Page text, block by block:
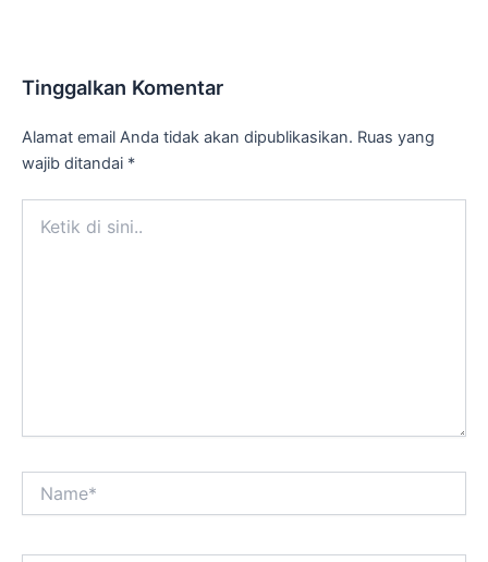
Tinggalkan Komentar
Alamat email Anda tidak akan dipublikasikan. Ruas yang
wajib ditandai *